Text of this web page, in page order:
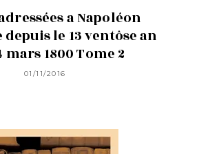
a Napoléon
le 13 ventôse an
mars 1800 Tome 2
01/11/2016